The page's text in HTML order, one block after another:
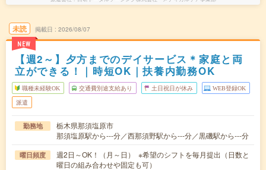
未読
NEW
掲載日 2026/08/07
【週2～】夕方までのデイサービス＊家庭と両
立ができる！｜時短OK｜扶養内勤務OK
職種未経験OK 交通費別途支給あり 土日祝日が休み WEB登録OK
派遣
勤務地
栃木県那須塩原市
那須塩原駅から---分／西那須野駅から---分／黒磯駅から---分
曜日頻度
週2日～OK！（月～日） ※希望のシフトを毎月提出（日数と
曜日の組み合わせや固定も可）